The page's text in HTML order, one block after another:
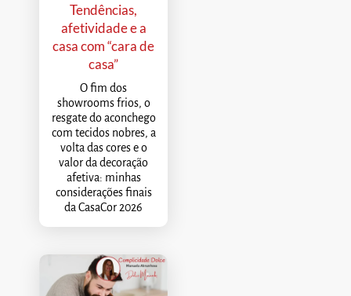
Tendências,
afetividade e a
casa com “cara de
casa”
O fim dos
showrooms frios, o
resgate do aconchego
com tecidos nobres, a
volta das cores e o
valor da decoração
afetiva: minhas
considerações finais
da CasaCor 2026